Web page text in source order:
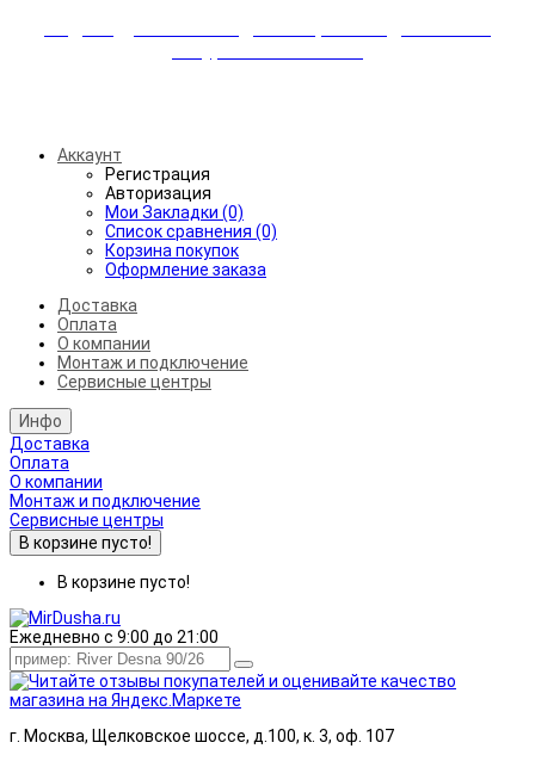
Аккаунт
Регистрация
Авторизация
Мои Закладки (0)
Список сравнения (0)
Корзина покупок
Оформление заказа
Доставка
Оплата
О компании
Монтаж и подключение
Сервисные центры
Инфо
Доставка
Оплата
О компании
Монтаж и подключение
Сервисные центры
В корзине пусто!
В корзине пусто!
Ежедневно с 9:00 до 21:00
г. Москва, Щелковское шоссе, д.100, к. 3, оф. 107